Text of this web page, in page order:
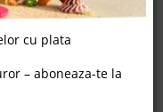
GR
cu plata
– aboneaza-te la